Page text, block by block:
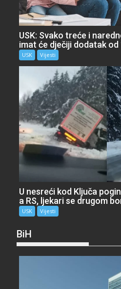
USK: Svako treće i
imat će dječiji dodatak od
USK Vijesti
U nesreći kod Ključa
a RS, ljekari se drugom
USK Vijesti
BiH